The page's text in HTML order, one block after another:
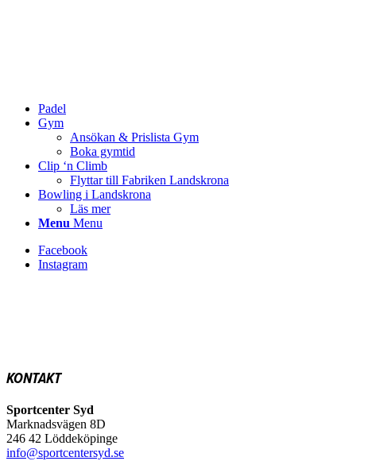
Padel
Gym
Ansökan & Prislista Gym
Boka gymtid
Clip ‘n Climb
Flyttar till Fabriken Landskrona
Bowling i Landskrona
Läs mer
Menu Menu
Facebook
Instagram
KONTAKT
Sportcenter Syd
Marknadsvägen 8D
246 42 Löddeköpinge
info@sportcentersyd.se